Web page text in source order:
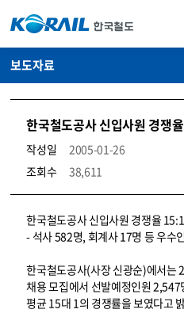
보도자료
한국철도공사 신입사원 경쟁
작성일
2005-01-26
조회수
38,611
뉴스·홍보_보도자료 상세보기 – 내용, 파일, 담당자 연락처로 구성
한국철도공사 신입사원 경쟁율 15:1
- 석사 582명, 회계사 17명 등 우수
한국철도공사(사장 신광순)에서는
채용 모집에서 선발예정인원
평균 15대 1의 경쟁률을 보였다고